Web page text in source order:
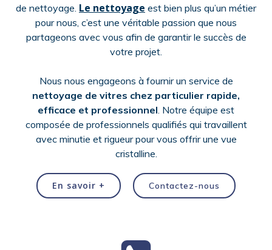
de nettoyage. Le nettoyage est bien plus qu’un métier
pour nous, c’est une véritable passion que nous
partageons avec vous afin de garantir le succès de
votre projet.
Nous nous engageons à fournir un service de
nettoyage de vitres chez particulier rapide,
efficace et professionnel . Notre équipe est
composée de professionnels qualifiés qui travaillent
avec minutie et rigueur pour vous offrir une vue
cristalline.
En savoir + Contactez-nous